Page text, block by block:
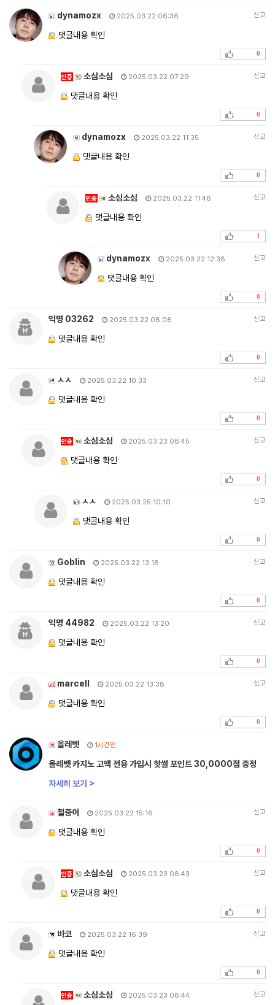
dynamozx 2025.03.22 06:36 신고
댓글내용 확인
0
인증 소심소심 2025.03.22 07:29 신고
댓글내용 확인
0
dynamozx 2025.03.22 11:35 신고
댓글내용 확인
0
인증 소심소심 2025.03.22 11:48 신고
댓글내용 확인
1
dynamozx 2025.03.22 12:38 신고
댓글내용 확인
0
익명 03262 2025.03.22 08:08 신고
댓글내용 확인
0
ㅅㅅ 2025.03.22 10:33 신고
댓글내용 확인
0
인증 소심소심 2025.03.23 08:45 신고
댓글내용 확인
0
ㅅㅅ 2025.03.25 10:10 신고
댓글내용 확인
0
Goblin 2025.03.22 13:18 신고
댓글내용 확인
0
익명 44982 2025.03.22 13:20 신고
댓글내용 확인
0
marcell 2025.03.22 13:38 신고
댓글내용 확인
0
올레벳 1시간전
올레벳 카지노 고액 전용 가입시 핫썰 포인트 30,0000점 증정
자세히 보기 >
철중이 2025.03.22 15:16 신고
댓글내용 확인
0
인증 소심소심 2025.03.23 08:43 신고
댓글내용 확인
0
바코 2025.03.22 16:39 신고
댓글내용 확인
0
인증 소심소심 2025.03.23 08:44 신고